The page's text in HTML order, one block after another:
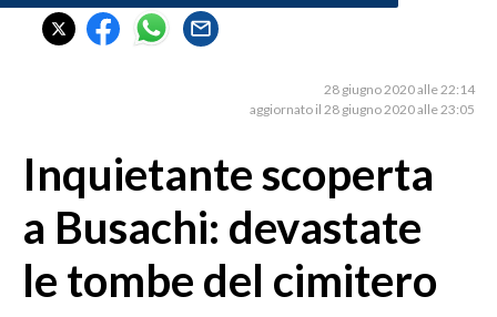
CAGLIARI
SASSARI E PROVINCIA
GALLURA
OGLIASTRA
28 giugno 2020 alle 22:14
aggiornato il 28 giugno 2020 alle 23:05
Inquietante scoperta
a Busachi: devastate
le tombe del cimitero